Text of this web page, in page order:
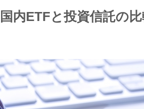
内ETFと投資信託の